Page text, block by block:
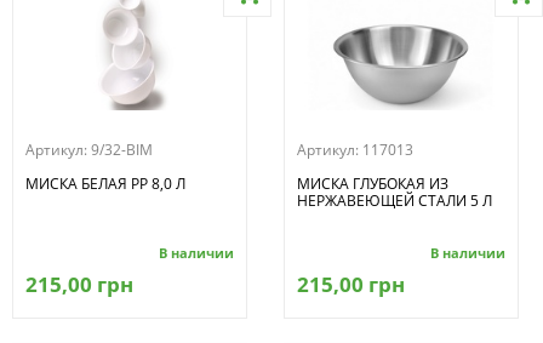
Артикул: 9/32-BIM
МИСКА БЕЛАЯ PP 8,0 Л
В наличии
215,00 грн
Артикул: 117013
МИСКА ГЛУБОКАЯ ИЗ
НЕРЖАВЕЮЩЕЙ СТАЛИ 5 Л
В наличии
215,00 грн